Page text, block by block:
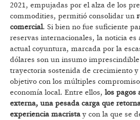
2021, empujadas por el alza de los
commodities, permitió consolidar un
comercial. Si bien no fue suficiente
reservas internacionales, la noticia es
actual coyuntura, marcada por la
dólares son un insumo
trayectoria sostenida de crecimiento
objetivo con los múltiples
economía local. Entre ellos, los pagos
externa, una pesada carga que
experiencia macrista y con la que se